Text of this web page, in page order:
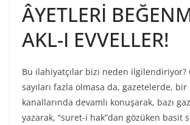
ÂYETLERİ
AKL-I EVVELLER!
Bu ilahiyatçılar bizi neden ilgilendiriyor?
sayıları fazla olmasa da, gazetelerde, bir
kanallarında devamlı konuşarak, bazı
yazarak, “suret-i hak”dan gözüken basit